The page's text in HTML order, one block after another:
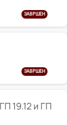
ЗАВРШЕН
ЗАВРШЕН
19.12 и ГП